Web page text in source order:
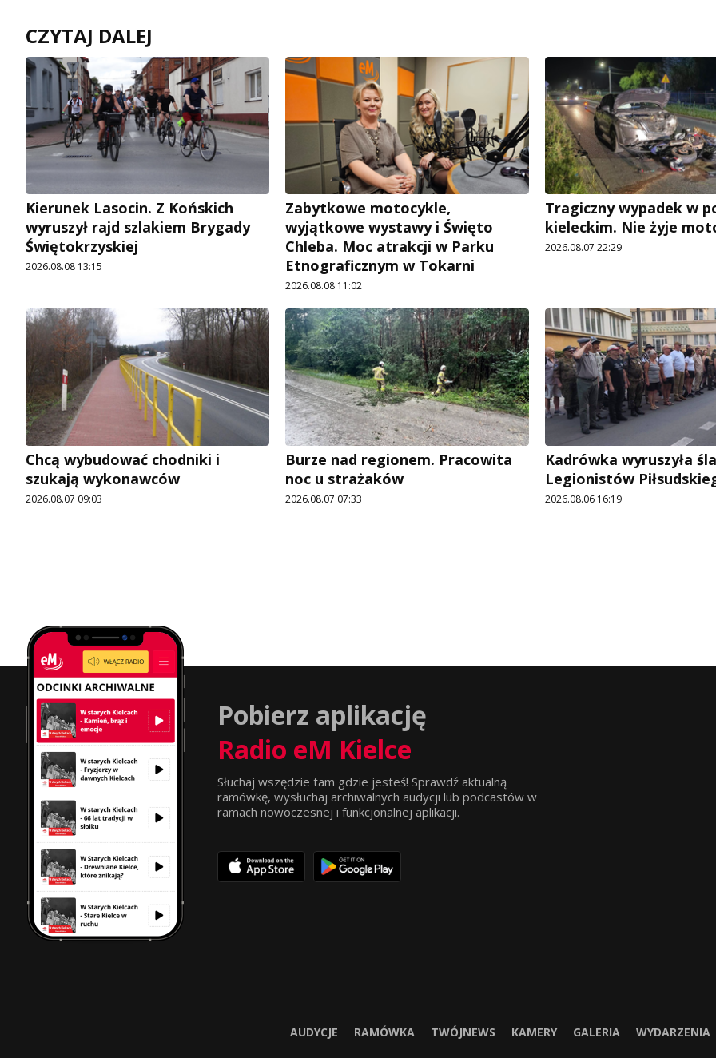
CZYTAJ DALEJ
Kierunek Lasocin. Z Końskich
wyruszył rajd szlakiem Brygady
Świętokrzyskiej
2026.08.08 13:15
Zabytkowe motocykle,
wyjątkowe wystawy i Święto
Chleba. Moc atrakcji w Parku
Etnograficznym w Tokarni
2026.08.08 11:02
Tragiczny wypadek w
kieleckim. Nie żyje
2026.08.07 22:29
Chcą wybudować chodniki i
szukają wykonawców
2026.08.07 09:03
Burze nad regionem. Pracowita
noc u strażaków
2026.08.07 07:33
Kadrówka wyruszyła
Legionistów
2026.08.06 16:19
Pobierz aplikację
Radio eM Kielce
Słuchaj wszędzie tam gdzie jesteś! Sprawdź aktualną
ramówkę, wysłuchaj archiwalnych audycji lub podcastów w
ramach nowoczesnej i funkcjonalnej aplikacji.
AUDYCJE RAMÓWKA TWÓJNEWS KAMERY GALERIA WYDARZENIA